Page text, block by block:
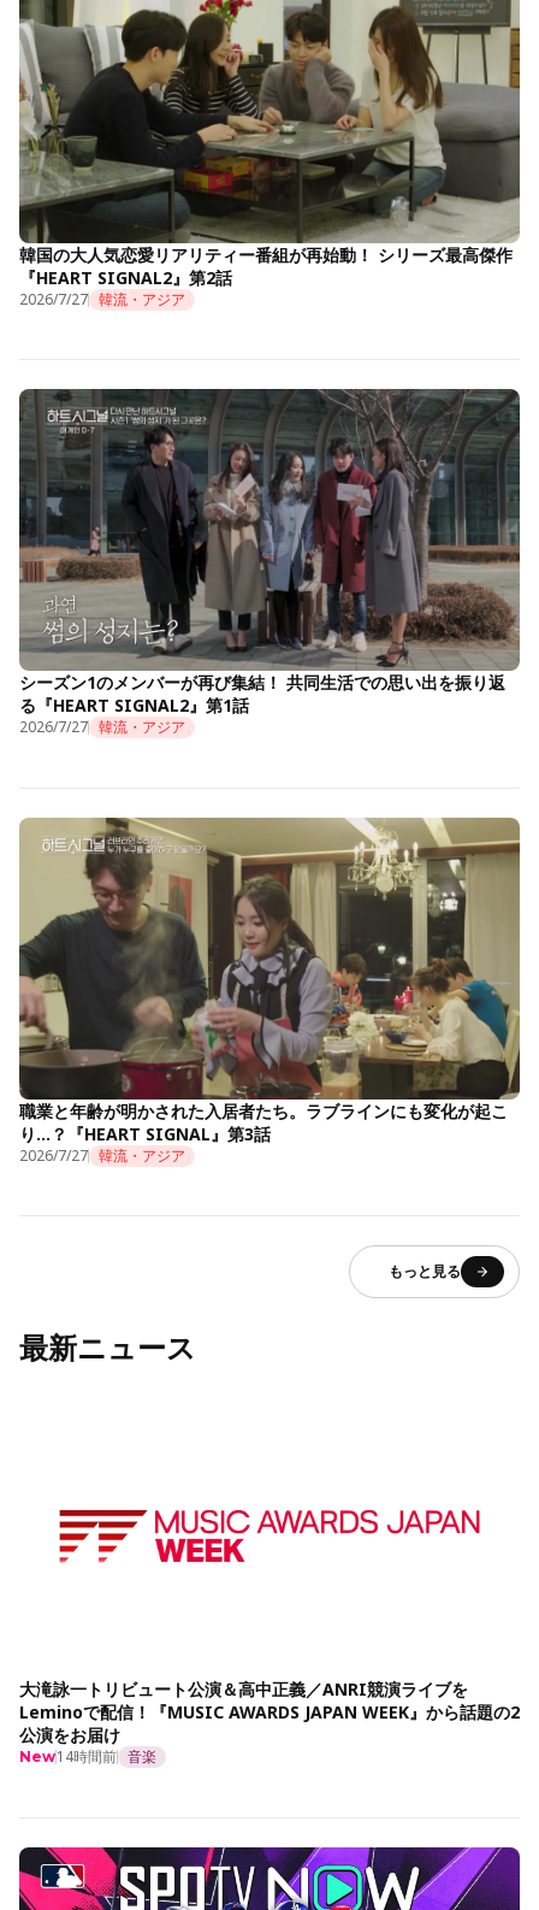
韓国の大人気恋愛リアリティー番組が再始動！ シリーズ最高傑作
『HEART SIGNAL2』第2話
2026/7/27 韓流・アジア
シーズン1のメンバーが再び集結！ 共同生活での思い出を振り返
る『HEART SIGNAL2』第1話
2026/7/27 韓流・アジア
職業と年齢が明かされた入居者たち。ラブラインにも変化が起こ
り…？『HEART SIGNAL』第3話
2026/7/27 韓流・アジア
もっと見る
最新ニュース
大滝詠一トリビュート公演＆高中正義／ANRI競演ライブを
Leminoで配信！『MUSIC AWARDS JAPAN WEEK』から話題の2
公演をお届け
New14時間前 音楽